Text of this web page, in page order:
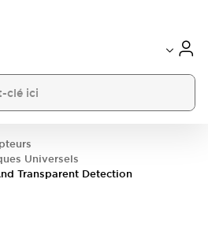
Universels
Transparent Detection